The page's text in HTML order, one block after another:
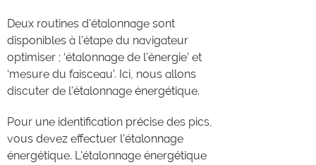
Deux routines d'étalonnage sont
disponibles à l'étape du navigateur
optimiser ; ‘étalonnage de l'énergie’ et
‘mesure du faisceau’. Ici, nous allons
discuter de l'étalonnage énergétique.
Pour une identification précise des pics,
vous devez effectuer l’étalonnage
énergétique. L'étalonnage énergétique